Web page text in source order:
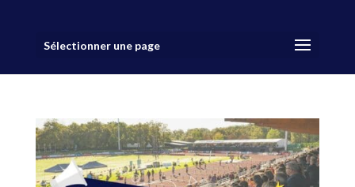
Sélectionner une page